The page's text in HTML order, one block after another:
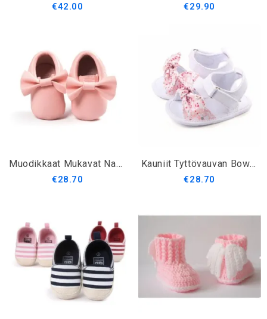
€42.00 €29.90
Muodikkaat Mukavat Nahkaiset Tyttövauvan Kengät Rusetilla
€28.70
Kauniit Tyttövauvan Bow-Knot Sandaalit
€28.70